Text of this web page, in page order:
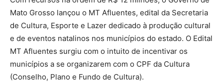
Mato Grosso lançou o MT Afluentes, edital da Secretaria
de Cultura, Esporte e Lazer dedicado à produção cultural
e de eventos natalinos nos municípios do estado. O Edital
MT Afluentes surgiu com o intuito de incentivar os
municípios a se organizarem com o CPF da Cultura
(Conselho, Plano e Fundo de Cultura).